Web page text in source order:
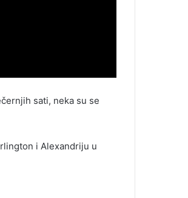
sati, neka su se
i Alexandriju u